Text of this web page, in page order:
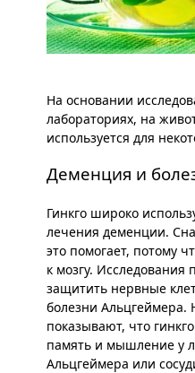
На основании
лабораториях, на
используется для
Деменция и
Гинкго широко
лечения деменции.
это помогает, потому
к мозгу.
защитить нервные
болезни Альцгеймера.
показывают, что
память и мышление у
Альцгеймера или